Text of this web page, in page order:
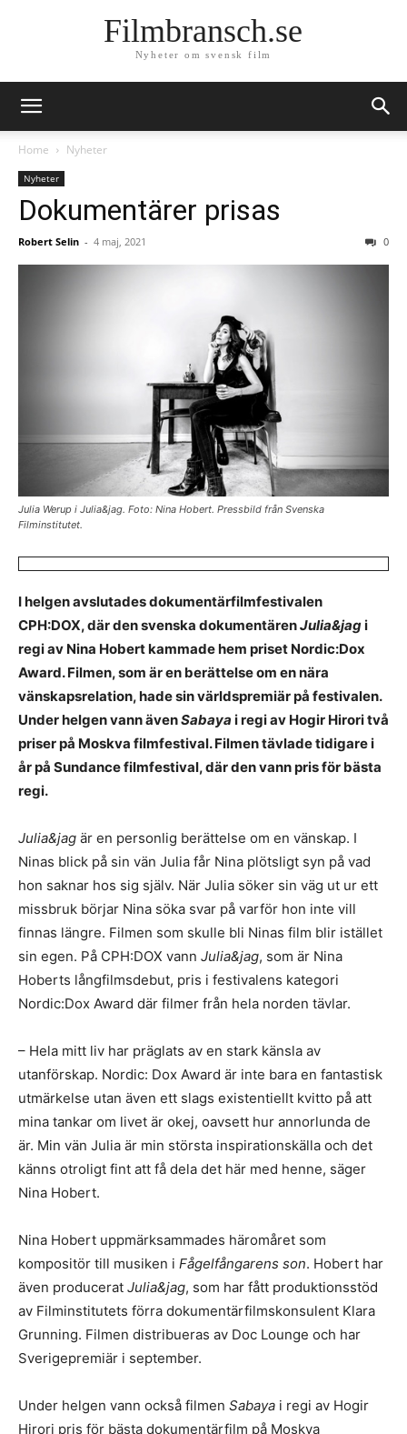
Filmbransch.se
Nyheter om svensk film
Home Nyheter
Nyheter
Dokumentärer prisas
Robert Selin - 4 maj, 2021 0
Julia Werup i Julia&jag. Foto: Nina Hobert. Pressbild från Svenska
Filminstitutet.
I helgen avslutades dokumentärfilmfestivalen
CPH:DOX, där den svenska dokumentärenJulia&jagi
regi av Nina Hobert kammade hem priset Nordic:Dox
Award. Filmen, som är en berättelse om en nära
vänskapsrelation, hade sin världspremiär på festivalen.
Under helgen vann ävenSabaya i regi av Hogir Hirori två
priser på Moskva filmfestival. Filmen tävlade tidigare i
år på Sundance filmfestival, där den vann pris för bästa
regi.
Julia&jag är en personlig berättelse om en vänskap. I
Ninas blick på sin vän Julia får Nina plötsligt syn på vad
hon saknar hos sig själv. När Julia söker sin väg ut ur ett
missbruk börjar Nina söka svar på varför hon inte vill
finnas längre. Filmen som skulle bli Ninas film blir istället
sin egen. På CPH:DOX vann Julia&jag, som är Nina
Hoberts långfilmsdebut, pris i festivalens kategori
Nordic:Dox Award där filmer från hela norden tävlar.
– Hela mitt liv har präglats av en stark känsla av
utanförskap. Nordic: Dox Award är inte bara en fantastisk
utmärkelse utan även ett slags existentiellt kvitto på att
mina tankar om livet är okej, oavsett hur annorlunda de
är. Min vän Julia är min största inspirationskälla och det
känns otroligt fint att få dela det här med henne, säger
Nina Hobert.
Nina Hobert uppmärksammades häromåret som
kompositör till musiken i Fågelfångarens son. Hobert har
även producerat Julia&jag, som har fått produktionsstöd
av Filminstitutets förra dokumentärfilmskonsulent Klara
Grunning. Filmen distribueras av Doc Lounge och har
Sverigepremiär i september.
Under helgen vann också filmen Sabaya i regi av Hogir
Hirori pris för bästa dokumentärfilm på Moskva